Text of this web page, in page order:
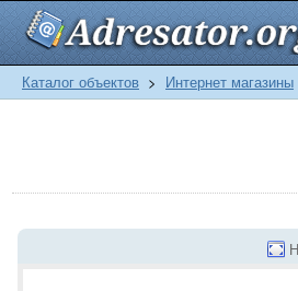
Каталог объектов > Интернет магазины